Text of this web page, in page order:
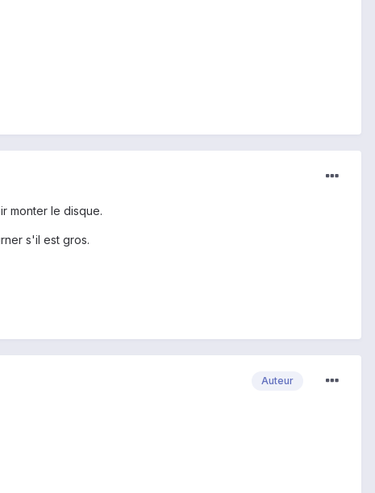
monter le disque.
s'il est gros.
Auteur